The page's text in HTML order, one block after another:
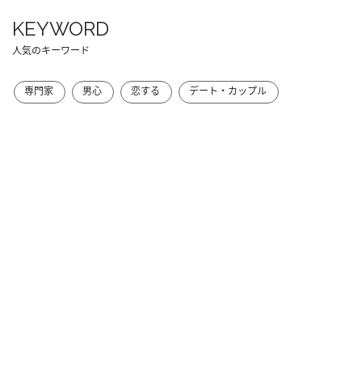
KEYWORD
人気のキーワード
専門家 男心 恋する デート・カップル